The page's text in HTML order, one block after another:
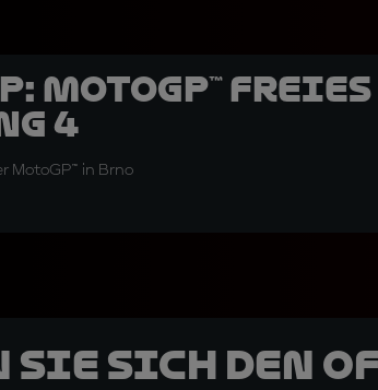
MotoGP™ Freies
4
MotoGP™ in Brno
Sie sich den